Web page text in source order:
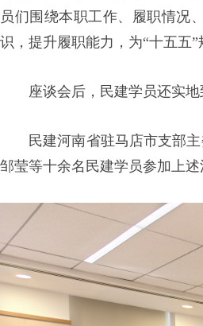
员们围绕本职工作、履职情况
识，提升履职能力，为“十五五
座谈会后，民建学员还实
民建河南省驻马店市支部
邹莹等十余名民建学员参加上述